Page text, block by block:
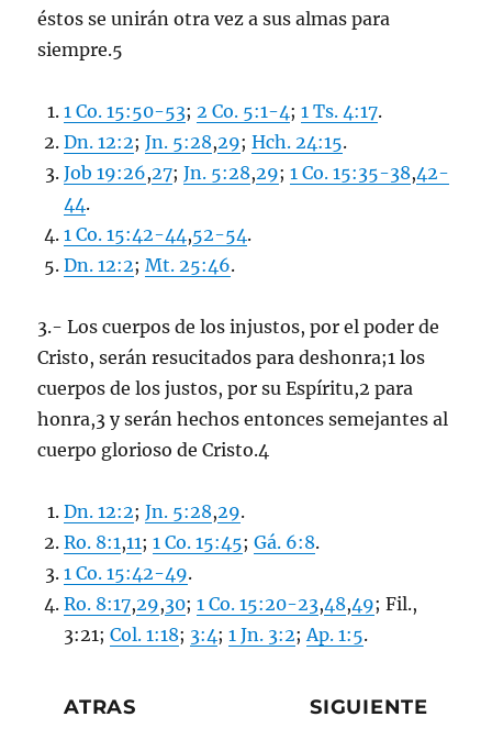
éstos se unirán otra vez a sus almas para
siempre.5
1 Co. 15:50-53;2 Co. 5:1-4;1 Ts. 4:17.
Dn. 12:2;Jn. 5:28,29;Hch. 24:15.
Job 19:26,27;Jn. 5:28,29;1 Co. 15:35-38,42-
44.
1 Co. 15:42-44,52-54.
Dn. 12:2;Mt. 25:46.
3.- Los cuerpos de los injustos, por el poder de
Cristo, serán resucitados para deshonra;1 los
cuerpos de los justos, por su Espíritu,2 para
honra,3 y serán hechos entonces semejantes al
cuerpo glorioso de Cristo.4
Dn. 12:2;Jn. 5:28,29.
Ro. 8:1,11;1 Co. 15:45;Gá. 6:8.
1 Co. 15:42-49.
Ro. 8:17,29,30;1 Co. 15:20-23,48,49; Fil.,
3:21;Col. 1:18; 3:4;1 Jn. 3:2;Ap. 1:5.
ATRAS SIGUIENTE